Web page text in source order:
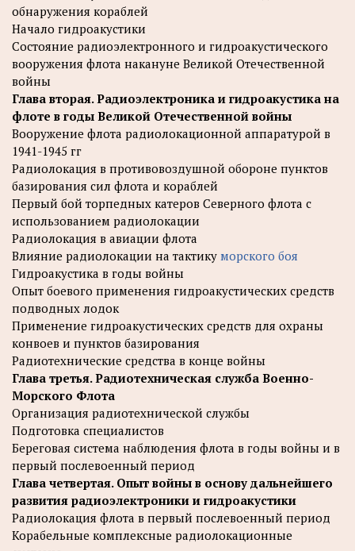
обнаружения кораблей
Начало гидроакустики
Состояние радиоэлектронного и гидроакустического
вооружения флота накануне Великой Отечественной
войны
Глава вторая. Радиоэлектроника и гидроакустика на
флоте в годы Великой Отечественной войны
Вооружение флота радиолокационной аппаратурой в
1941-1945 гг
Радиолокация в противовоздушной обороне пунктов
базирования сил флота и кораблей
Первый бой торпедных катеров Северного флота с
использованием радиолокации
Радиолокация в авиации флота
Влияние радиолокации на тактику морского боя
Гидроакустика в годы войны
Опыт боевого применения гидроакустических средств
подводных лодок
Применение гидроакустических средств для охраны
конвоев и пунктов базирования
Радиотехнические средства в конце войны
Глава третья. Радиотехническая служба Военно-
Морского Флота
Организация радиотехнической службы
Подготовка специалистов
Береговая система наблюдения флота в годы войны и в
первый послевоенный период
Глава четвертая. Опыт войны в основу дальнейшего
развития радиоэлектроники и гидроакустики
Радиолокация флота в первый послевоенный период
Корабельные комплексные радиолокационные